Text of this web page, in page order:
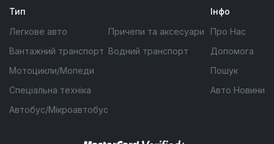
Тип
Легкове авто
Вантажний транспорт
Мотоцикли/Мопеди
Спеціальна техніка
Автобус/Мікроавтобус
Причепи та аксесуари
Водний транспорт
Інфо
Про Нас
Допомога
Пошук
Авто Новини